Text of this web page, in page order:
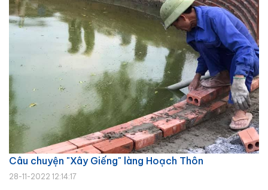
Câu chuyện "Xây Giếng" làng Hoạch Thôn
28-11-2022 12:14:17